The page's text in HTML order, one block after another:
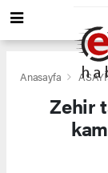
Anasayfa
Zehir